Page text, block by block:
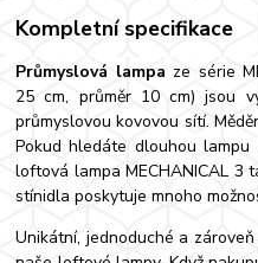
Kompletní specifikace
Průmyslová lampa ze série
25 cm, průměr 10 cm) jsou
průmyslovou kovovou sítí.
Pokud hledáte dlouhou lampu
loftová lampa MECHANICAL 3
stínidla poskytuje mnoho
Unikátní, jednoduché a